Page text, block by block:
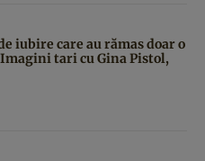
iubire care au rămas doar o
tari cu Gina Pistol,